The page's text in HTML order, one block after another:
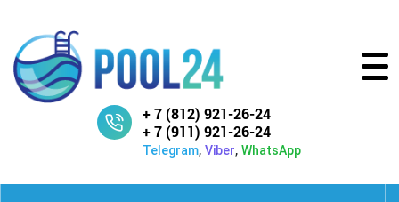
+ 7 (812) 921-26-24
+ 7 (911) 921-26-24
Telegram, Viber, WhatsApp